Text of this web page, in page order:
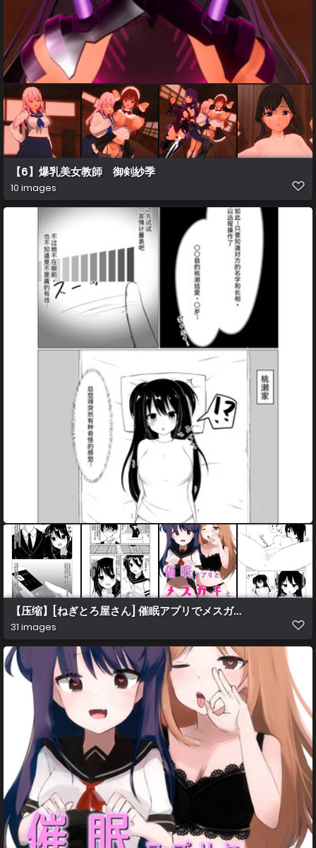
【6】爆乳美女教師 御剣紗季
10 images
【压缩】[ねぎとろ屋さん] 催眠アプリでメスガキと親子丼する
31 images